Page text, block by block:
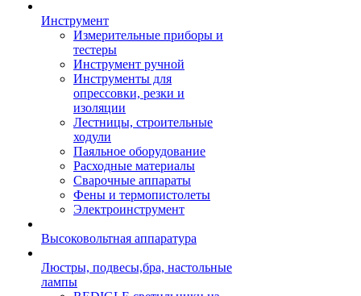
Инструмент
Измерительные приборы и
тестеры
Инструмент ручной
Инструменты для
опрессовки, резки и
изоляции
Лестницы, строительные
ходули
Паяльное оборудование
Расходные материалы
Сварочные аппараты
Фены и термопистолеты
Электроинструмент
Высоковольтная аппаратура
Люстры, подвесы,бра, настольные
лампы